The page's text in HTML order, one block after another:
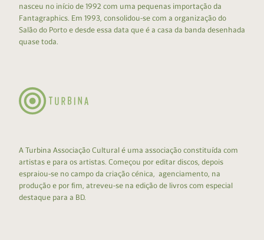
nasceu no início de 1992 com uma pequenas importação da
Fantagraphics. Em 1993, consolidou-se com a organização do
Salão do Porto e desde essa data que é a casa da banda desenhada
quase toda.
A Turbina Associação Cultural é uma associação constituída com
artistas e para os artistas. Começou por editar discos, depois
espraiou-se no campo da criação cénica, agenciamento, na
produção e por fim, atreveu-se na edição de livros com especial
destaque para a BD.